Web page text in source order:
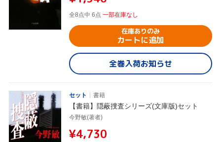
全8点中 6点 一部在庫なし
在庫ありのみ
カートに追加
全巻入荷お知らせ
セット 書籍
【書籍】隠蔽捜査シリーズ(文庫版)セット
今野敏(著者)
¥4,730